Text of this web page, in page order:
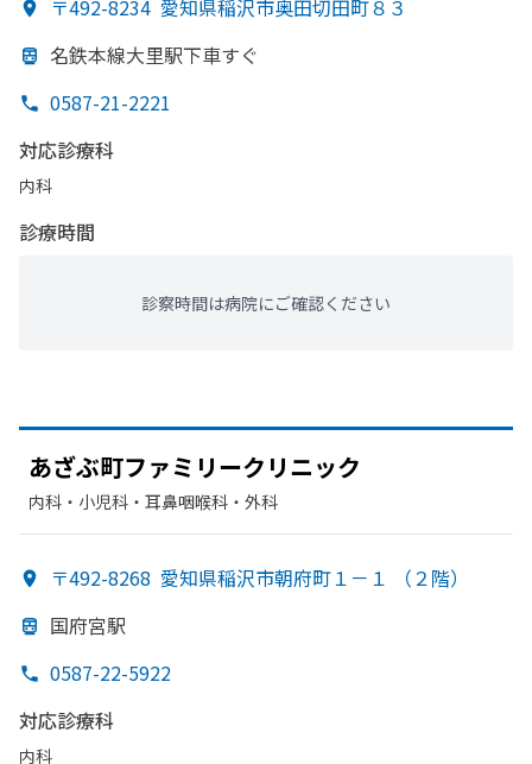
〒492-8234 愛知県稲沢市奥田切田町８３
名鉄本線大里駅下車すぐ
0587-21-2221
対応診療科
内科
診療時間
診察時間は病院にご確認ください
あざぶ町ファミリークリニック
内科・​小児科・​耳鼻咽喉科・​外科
〒492-8268 愛知県稲沢市朝府町１－１ （２階）
国府宮駅
0587-22-5922
対応診療科
内科